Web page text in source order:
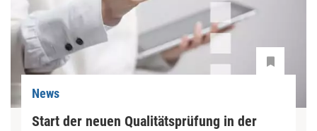
News
Start der neuen Qualitätsprüfung in der